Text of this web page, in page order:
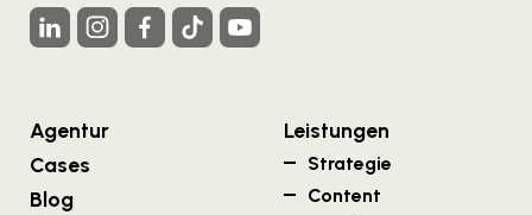
Agentur
Cases
Blog
Leistungen
Strategie
Content